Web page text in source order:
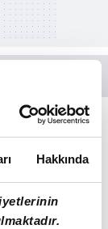
Hakkında